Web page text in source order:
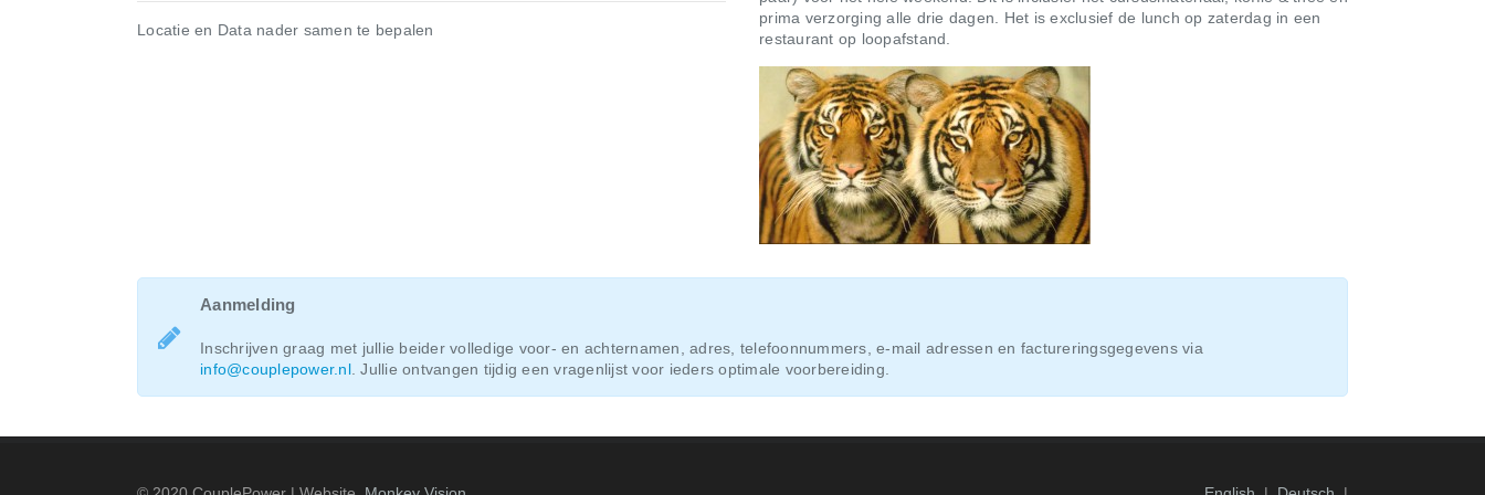
Locatie en Data nader samen te bepalen
prima verzorging alle drie dagen. Het is exclusief de lunch op zaterdag in een
restaurant op loopafstand.
Aanmelding
Inschrijven graag met jullie beider volledige voor- en achternamen, adres, telefoonnummers, e-mail adressen en factureringsgegevens via
info@couplepower.nl. Jullie ontvangen tijdig een vragenlijst voor ieders optimale voorbereiding.